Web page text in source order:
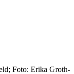
Foto: Erika Groth-